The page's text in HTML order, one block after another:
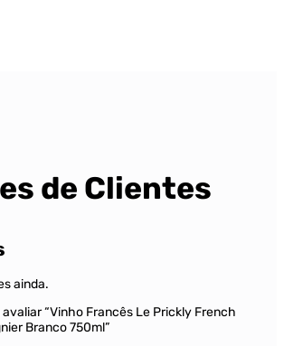
de Clientes
ainda.
“Vinho Francês Le Prickly French
Branco 750ml”